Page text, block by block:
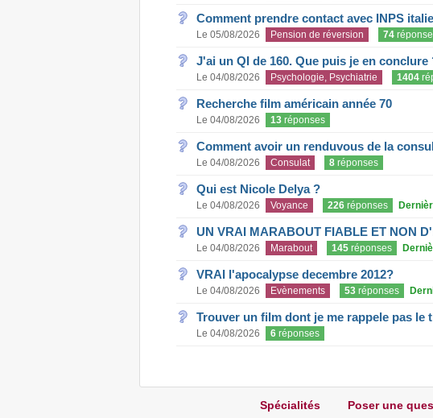
Comment prendre contact avec INPS italie
Le 05/08/2026 Pension de réversion 74
J'ai un QI de 160. Que puis je en conclure
Le 04/08/2026 Psychologie, Psychiatrie 1404
Recherche film américain année 70
Le 04/08/2026 13réponses
Comment avoir un renduvous de la
Le 04/08/2026 Consulat 8réponses
Qui est Nicole Delya ?
Le 04/08/2026 Voyance 226réponses
UN VRAI MARABOUT FIABLE ET NON
Le 04/08/2026 Marabout 145réponses
VRAI l'apocalypse decembre 2012?
Le 04/08/2026 Evènements 53réponses
Trouver un film dont je me rappele pas le
Le 04/08/2026 6réponses
Spécialités Poser une